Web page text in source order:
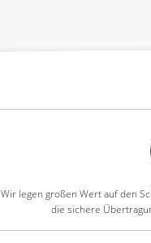
Wir legen großen Wert auf den
die sichere